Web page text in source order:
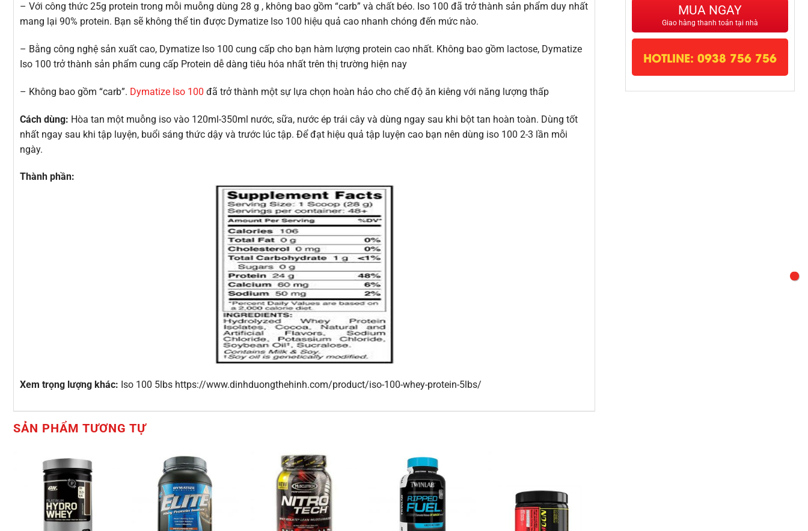
– Với công thức 25g protein trong mỗi muỗng dùng 28 g , không bao gồm “carb” và chất béo. Iso 100 đã trở thành sản phẩm duy nhất
mang lại 90% protein. Bạn sẽ không thể tin được Dymatize Iso 100 hiệu quả cao nhanh chóng đến mức nào.
– Bằng công nghệ sản xuất cao, Dymatize Iso 100 cung cấp cho bạn hàm lượng protein cao nhất. Không bao gồm lactose, Dymatize
Iso 100 trở thành sản phẩm cung cấp Protein dễ dàng tiêu hóa nhất trên thị trường hiện nay
– Không bao gồm “carb”. Dymatize Iso 100 đã trở thành một sự lựa chọn hoàn hảo cho chế độ ăn kiêng với năng lượng thấp
Cách dùng: Hòa tan một muỗng iso vào 120ml-350ml nước, sữa, nước ép trái cây và dùng ngay sau khi bột tan hoàn toàn. Dùng tốt
nhất ngay sau khi tập luyện, buổi sáng thức dậy và trước lúc tập. Để đạt hiệu quả tập luyện cao bạn nên dùng iso 100 2-3 lần mỗi
ngày.
Thành phần:
Xem trọng lượng khác: Iso 100 5lbs https://www.dinhduongthehinh.com/product/iso-100-whey-protein-5lbs/
SẢN PHẨM TƯƠNG TỰ
Wishlist
Add to
Wishlist
Add to
Wishlist
Wishlist
Add to
Wishlist
MUA NGAY
Giao hàng thanh toán tại nhà
HOTLINE: 0938 756 756